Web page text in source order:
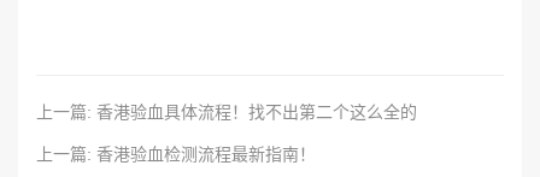
上一篇: 香港验血具体流程！找不出第二个这么全的
上一篇: 香港验血检测流程最新指南！